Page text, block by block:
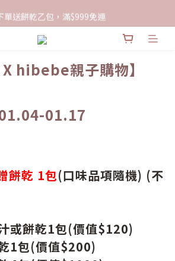
單送餅乾乙包，滿$999免運
單送餅乾乙包，滿$999免運
加入會員領100現折購物金
單送餅乾乙包，滿$999免運
X hibebe親子購物】
01.17
餅乾 1包(口味品項隨機) (不
或餅乾1包(價值$120)
1包(價值$200)